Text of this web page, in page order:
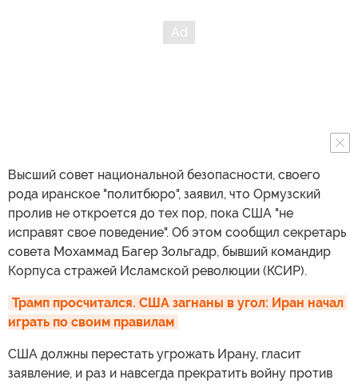
Высший совет национальной безопасности, своего
рода иранское "политбюро", заявил, что Ормузский
пролив не откроется до тех пор, пока США "не
исправят свое поведение". Об этом сообщил секретарь
совета Мохаммад Багер Зольгадр, бывший командир
Корпуса стражей Исламской революции (КСИР).
Трамп просчитался. США загнаны в угол: Иран начал
играть по своим правилам
США должны перестать угрожать Ирану, гласит
заявление, и раз и навсегда прекратить войну против